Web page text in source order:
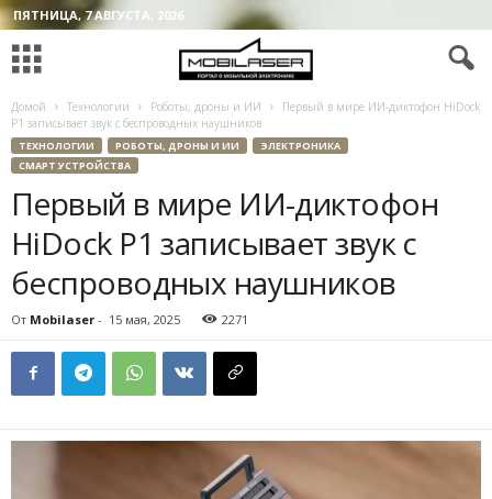
ПЯТНИЦА, 7 АВГУСТА, 2026
Домой Технологии Роботы, дроны и ИИ
Первый в мире ИИ-диктофон HiDock
P1 записывает звук с беспроводных наушников
ТЕХНОЛОГИИ РОБОТЫ, ДРОНЫ И ИИ
ЭЛЕКТРОНИКА
СМАРТ УСТРОЙСТВА
Первый в мире ИИ-диктофон
HiDock P1 записывает звук с
беспроводных наушников
От Mobilaser - 15 мая, 2025 2271